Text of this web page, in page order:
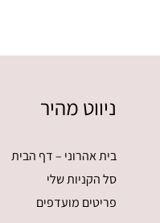
ניווט מהיר
בית אהרוני – דף הבית
סל הקניות שלי
פריטים מועדפים